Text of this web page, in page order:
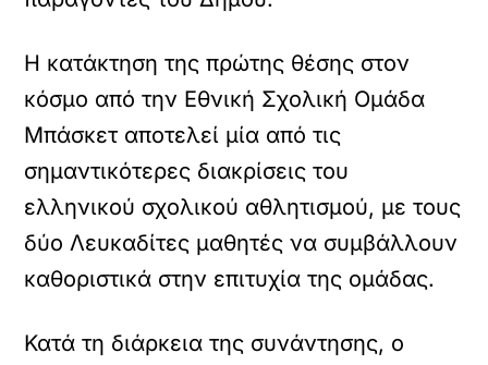
Η κατάκτηση της πρώτης θέσης στον
κόσμο από την Εθνική Σχολική Ομάδα
Μπάσκετ αποτελεί μία από τις
σημαντικότερες διακρίσεις του
ελληνικού σχολικού αθλητισμού, με τους
δύο Λευκαδίτες μαθητές να συμβάλλουν
καθοριστικά στην επιτυχία της ομάδας.
Κατά τη διάρκεια της συνάντησης, ο